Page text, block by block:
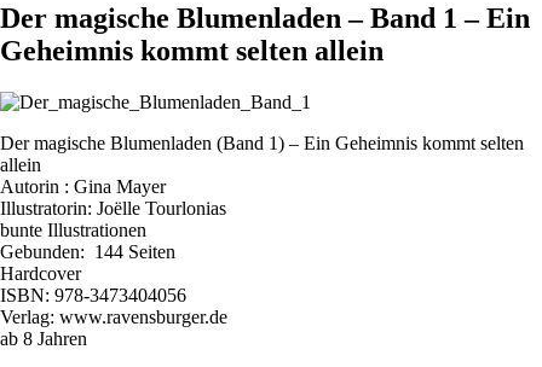
Der magische Blumenladen – Band 1 – Ein
Geheimnis kommt selten allein
Der magische Blumenladen (Band 1) – Ein Geheimnis kommt selten
allein
Autorin : Gina Mayer
Illustratorin: Joëlle Tourlonias
bunte Illustrationen
Gebunden: 144 Seiten
Hardcover
ISBN: 978-3473404056
Verlag: www.ravensburger.de
ab 8 Jahren